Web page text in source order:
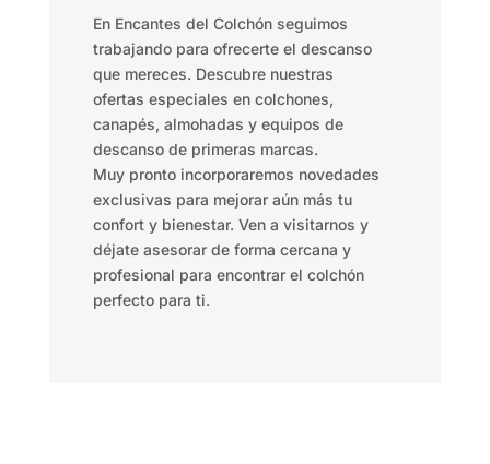
En Encantes del Colchón seguimos
trabajando para ofrecerte el descanso
que mereces. Descubre nuestras
ofertas especiales en colchones,
canapés, almohadas y equipos de
descanso de primeras marcas.
Muy pronto incorporaremos novedades
exclusivas para mejorar aún más tu
confort y bienestar. Ven a visitarnos y
déjate asesorar de forma cercana y
profesional para encontrar el colchón
perfecto para ti.